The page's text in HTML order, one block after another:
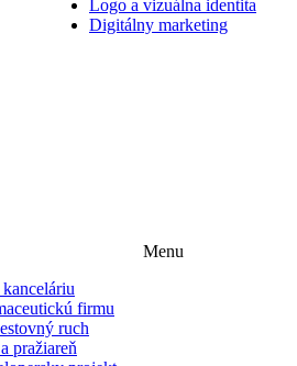
Logo a vizuálna identita
Digitálny marketing
Menu
firmu
ruch
pražiareň